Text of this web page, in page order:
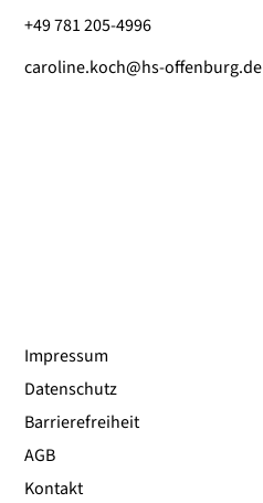
+49 781 205-4996
caroline.koch@hs-offenburg.de
Impressum
Datenschutz
Barrierefreiheit
AGB
Kontakt